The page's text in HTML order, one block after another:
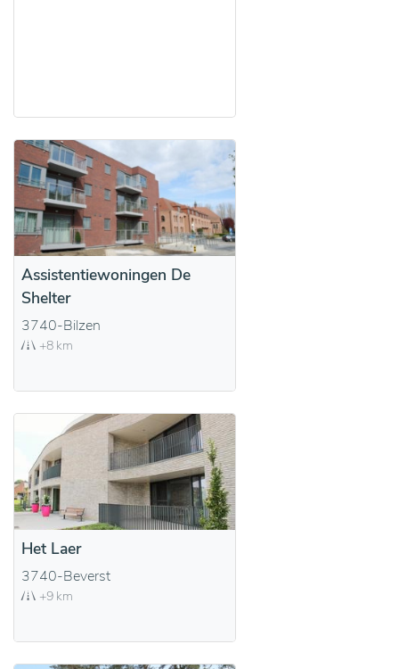
Assistentiewoningen De
Shelter
3740-Bilzen
+8 km
Het Laer
3740-Beverst
+9 km